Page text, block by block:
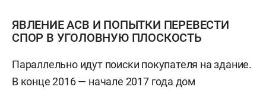
ЯВЛЕНИЕ АСВ И ПОПЫТКИ ПЕРЕВЕСТИ
СПОР В УГОЛОВНУЮ ПЛОСКОСТЬ
Параллельно идут поиски покупателя на здание.
В конце 2016 — начале 2017 года дом